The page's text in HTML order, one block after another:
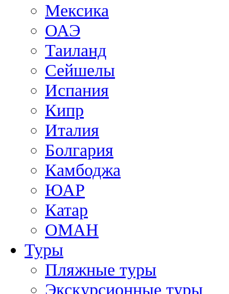
Мексика
ОАЭ
Таиланд
Сейшелы
Испания
Кипр
Италия
Болгария
Камбоджа
ЮАР
Катар
ОМАН
Туры
Пляжные туры
Экскурсионные туры